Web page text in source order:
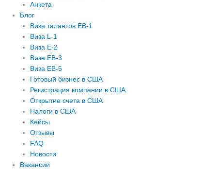
Анкета
Блог
Виза талантов EB-1
Виза L-1
Виза E-2
Виза EB-3
Виза EB-5
Готовый бизнес в США
Регистрация компании в США
Открытие счета в США
Налоги в США
Кейсы
Отзывы
FAQ
Новости
Вакансии